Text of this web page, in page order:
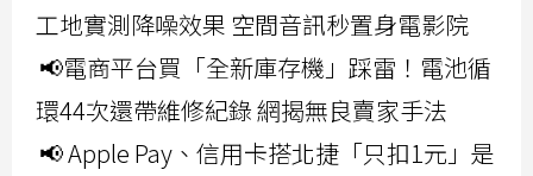
工地實測降噪效果 空間音訊秒置身電影院
📢電商平台買「全新庫存機」踩雷！電池循
環44次還帶維修紀錄 網揭無良賣家手法
📢 Apple Pay、信用卡搭北捷「只扣1元」是